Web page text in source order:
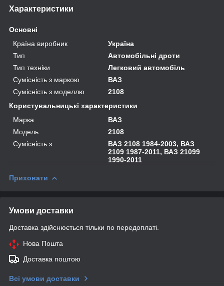
Характеристики
Основні
Країна виробник
Україна
Тип
Автомобільні дроти
Тип техніки
Легковий автомобіль
Сумісність з маркою
ВАЗ
Сумісність з моделлю
2108
Користувальницькі характеристики
Марка
ВАЗ
Модель
2108
Сумісність з:
ВАЗ 2108 1984-2003, ВАЗ
2109 1987-2011, ВАЗ 21099
1990-2011
Приховати
Умови доставки
Доставка здійснюється тільки по передоплаті.
Нова Пошта
Доставка поштою
Всі умови доставки